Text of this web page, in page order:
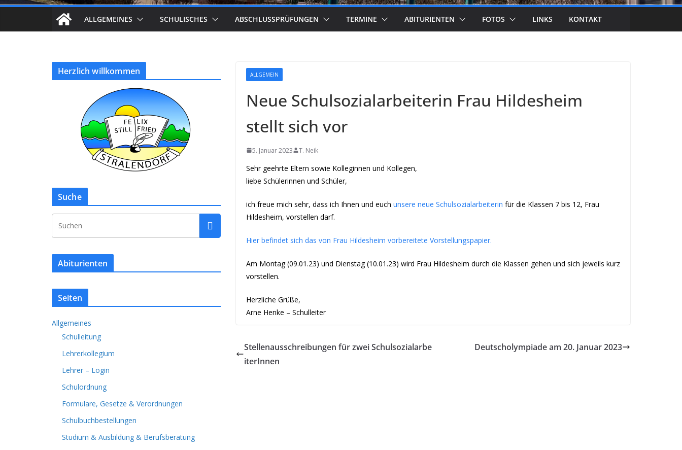
ALLGEMEINES SCHULISCHES ABSCHLUSSPRÜFUNGEN TERMINE ABITURIENTEN FOTOS LINKS KONTAKT
ALLGEMEIN
Neue Schulsozialarbeiterin Frau Hildesheim
stellt sich vor
5. Januar 2023 T. Neik
Sehr geehrte Eltern sowie Kolleginnen und Kollegen,
liebe Schülerinnen und Schüler,
ich freue mich sehr, dass ich Ihnen und euch unsere neue Schulsozialarbeiterin für die Klassen 7 bis 12, Frau
Hildesheim, vorstellen darf.
Hier befindet sich das von Frau Hildesheim vorbereitete Vorstellungspapier.
Am Montag (09.01.23) und Dienstag (10.01.23) wird Frau Hildesheim durch die Klassen gehen und sich jeweils kurz
vorstellen.
Herzliche Grüße,
Arne Henke – Schulleiter
Stellenausschreibungen für zwei Schulsozialarbe
iterInnen
Deutscholympiade am 20. Januar 2023
Herzlich willkommen
Suche
Abiturienten
Seiten
Allgemeines
Schulleitung
Lehrerkollegium
Lehrer – Login
Schulordnung
Formulare, Gesetze & Verordnungen
Schulbuchbestellungen
Studium & Ausbildung & Berufsberatung